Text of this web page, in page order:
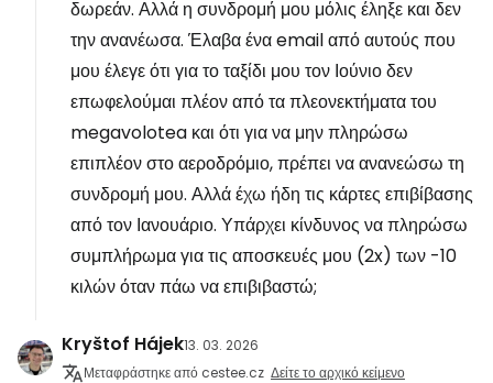
δωρεάν. Αλλά η συνδρομή μου μόλις έληξε και δεν
την ανανέωσα. Έλαβα ένα email από αυτούς που
μου έλεγε ότι για το ταξίδι μου τον Ιούνιο δεν
επωφελούμαι πλέον από τα πλεονεκτήματα του
megavolotea και ότι για να μην πληρώσω
επιπλέον στο αεροδρόμιο, πρέπει να ανανεώσω τη
συνδρομή μου. Αλλά έχω ήδη τις κάρτες επιβίβασης
από τον Ιανουάριο. Υπάρχει κίνδυνος να πληρώσω
συμπλήρωμα για τις αποσκευές μου (2x) των -10
κιλών όταν πάω να επιβιβαστώ;
Kryštof Hájek13. 03. 2026
Μεταφράστηκε από cestee.cz Δείτε το αρχικό κείμενο